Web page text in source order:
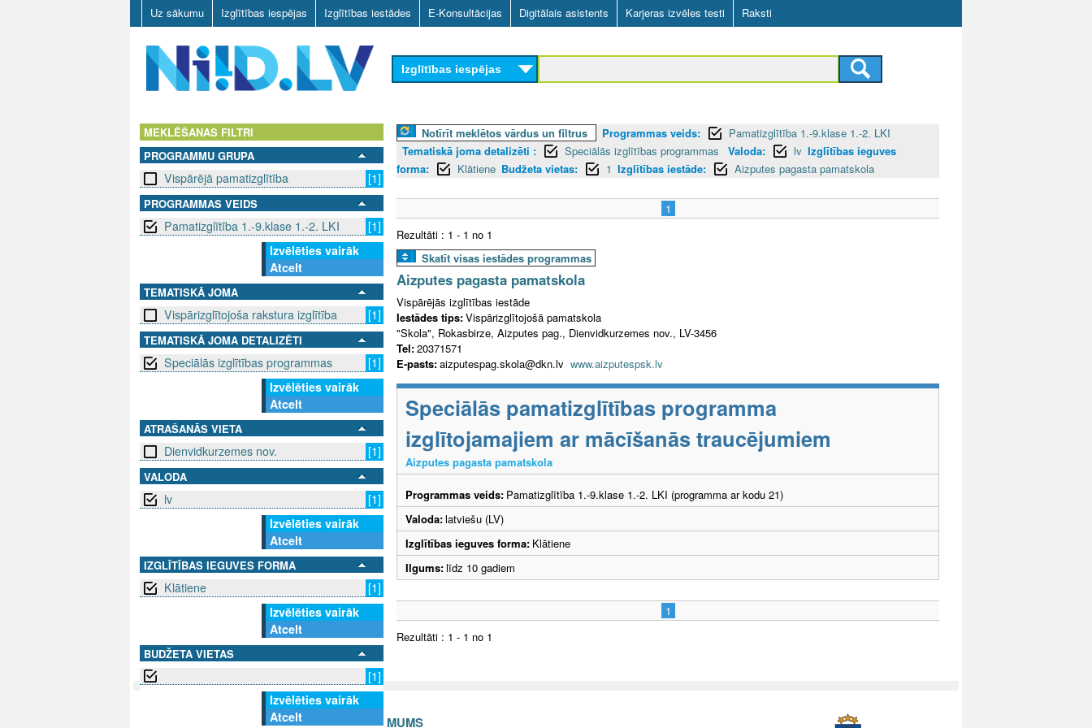
Skip
to
main
content
Uz sākumu Izglītības iespējas Izglītības iestādes E-Konsultācijas Digitālais asistents Karjeras izvēles testi Raksti
D
V
Izglītības iespējas
MEKLĒŠANAS FILTRI
PROGRAMMU GRUPA
Vispārējā pamatizglītība [1]
PROGRAMMAS VEIDS
Pamatizglītība 1.-9.klase 1.-2. LKI
[1]
Izvēlēties vairāk
Atcelt
TEMATISKĀ JOMA
Vispārizglītojoša rakstura izglītība [1]
TEMATISKĀ JOMA DETALIZĒTI
Speciālās izglītības programmas
[1]
Izvēlēties vairāk
Atcelt
ATRAŠANĀS VIETA
Dienvidkurzemes nov. [1]
VALODA
lv
[1]
Izvēlēties vairāk
Atcelt
IZGLĪTĪBAS IEGUVES FORMA
Klātiene
[1]
Izvēlēties vairāk
Atcelt
BUDŽETA VIETAS
[1]
Izvēlēties vairāk
Atcelt
Notīrīt meklētos vārdus un filtrus Programmas veids:
Pamatizglītība 1.-9.klase 1.-2. LKI
Tematiskā joma detalizēti :
Speciālās izglītības programmas Valoda: lv Izglītības ieguves
forma:
Klātiene Budžeta vietas: 1 Izglītības iestāde: Aizputes pagasta pamatskola
1
Rezultāti : 1 - 1 no 1
Skatīt visas iestādes programmas
Aizputes pagasta pamatskola
Vispārējās izglītības iestāde
Iestādes tips:Vispārizglītojošā pamatskola
"Skola", Rokasbirze, Aizputes pag., Dienvidkurzemes nov., LV-3456
Tel:20371571
E-pasts:aizputespag.skola@dkn.lv www.aizputespsk.lv
Speciālās pamatizglītības programma
izglītojamajiem ar mācīšanās traucējumiem
Aizputes pagasta pamatskola
Programmas veids: Pamatizglītība 1.-9.klase 1.-2. LKI (programma ar kodu 21)
Valoda:latviešu (LV)
Izglītības ieguves forma: Klātiene
Ilgums:līdz 10 gadiem
1
Rezultāti : 1 - 1 no 1
SAZINIES AR MUMS